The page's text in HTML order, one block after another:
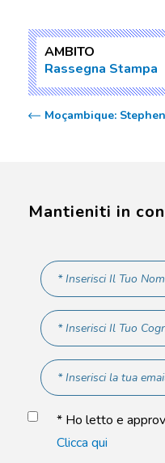
AMBITO
Rassegna Stampa
Moçambique:
Mantieniti in
* Ho letto e
Clicca qui